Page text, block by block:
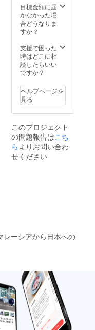
さい。
日時や
時間は
日は必
ず連絡
が取れ
るよう
くださ
い。
目標金額に届
かなかった場
合どうなりま
すか？
支援で困った
時はどこに相
談したらいい
ですか？
ヘルプページを
見る
このプロジェクト
の問題報告はこち
らよりお問い合わ
せください
レーシアから日本への